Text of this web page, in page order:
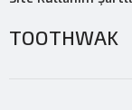
TOOTHWAK